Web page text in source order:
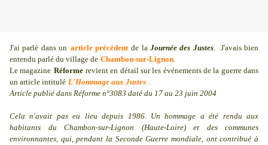
J'ai parlé dans un article précédent de laJournée des Justes. J'avais bien
entendu parlé du village de Chambon-sur-Lignon.
Le magazine Réforme revient en détail sur les événements de la guerre dans
un article intitulé L'Hommage aux Justes .
Article publié dans Réforme n°3083 daté du 17 au 23 juin 2004
Cela n'avait pas eu lieu depuis 1986. Un hommage a été rendu aux
habitants du Chambon-sur-Lignon (Haute-Loire) et des communes
environnantes, qui, pendant la Seconde Guerre mondiale, ont contribué à